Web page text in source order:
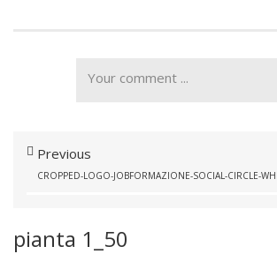
Previous
CROPPED-LOGO-JOBFORMAZIONE-SOCIAL-CIRCLE-
pianta 1_50